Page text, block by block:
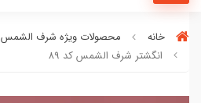
خانه محصولات ویژه شرف الشمس
انگشتر شرف الشمس کد 89